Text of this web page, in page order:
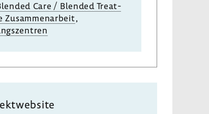
Care / Blended Treat­
,